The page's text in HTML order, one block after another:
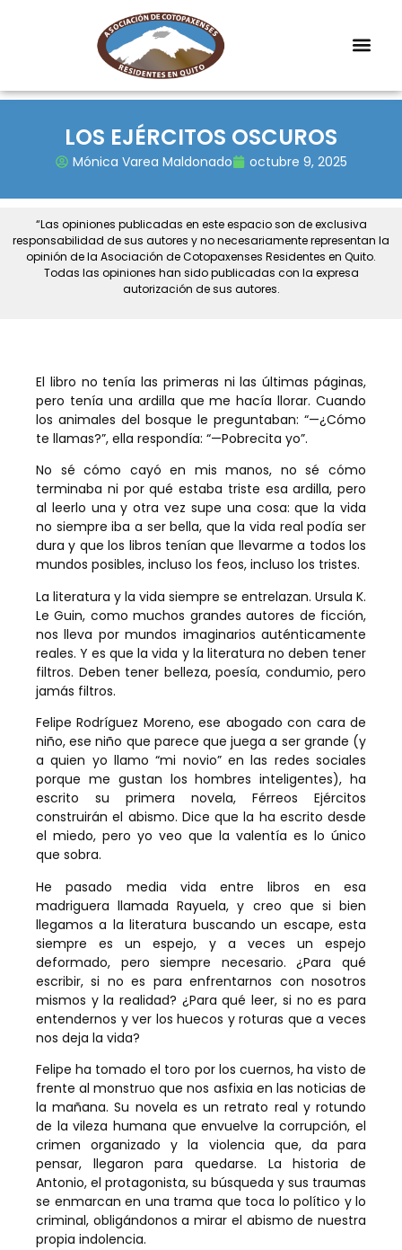
LOS EJÉRCITOS OSCUROS
Mónica Varea Maldonado octubre 9, 2025
“Las opiniones publicadas en este espacio son de exclusiva
responsabilidad de sus autores y no necesariamente representan la
opinión de la Asociación de Cotopaxenses Residentes en Quito.
Todas las opiniones han sido publicadas con la expresa
autorización de sus autores.
El libro no tenía las primeras ni las últimas páginas,
pero tenía una ardilla que me hacía llorar. Cuando
los animales del bosque le preguntaban: “—¿Cómo
te llamas?”, ella respondía: “—Pobrecita yo”.
No sé cómo cayó en mis manos, no sé cómo
terminaba ni por qué estaba triste esa ardilla, pero
al leerlo una y otra vez supe una cosa: que la vida
no siempre iba a ser bella, que la vida real podía ser
dura y que los libros tenían que llevarme a todos los
mundos posibles, incluso los feos, incluso los tristes.
La literatura y la vida siempre se entrelazan. Ursula K.
Le Guin, como muchos grandes autores de ficción,
nos lleva por mundos imaginarios auténticamente
reales. Y es que la vida y la literatura no deben tener
filtros. Deben tener belleza, poesía, condumio, pero
jamás filtros.
Felipe Rodríguez Moreno, ese abogado con cara de
niño, ese niño que parece que juega a ser grande (y
a quien yo llamo “mi novio” en las redes sociales
porque me gustan los hombres inteligentes), ha
escrito su primera novela, Férreos Ejércitos
construirán el abismo. Dice que la ha escrito desde
el miedo, pero yo veo que la valentía es lo único
que sobra.
He pasado media vida entre libros en esa
madriguera llamada Rayuela, y creo que si bien
llegamos a la literatura buscando un escape, esta
siempre es un espejo, y a veces un espejo
deformado, pero siempre necesario. ¿Para qué
escribir, si no es para enfrentarnos con nosotros
mismos y la realidad? ¿Para qué leer, si no es para
entendernos y ver los huecos y roturas que a veces
nos deja la vida?
Felipe ha tomado el toro por los cuernos, ha visto de
frente al monstruo que nos asfixia en las noticias de
la mañana. Su novela es un retrato real y rotundo
de la vileza humana que envuelve la corrupción, el
crimen organizado y la violencia que, da para
pensar, llegaron para quedarse. La historia de
Antonio, el protagonista, su búsqueda y sus traumas
se enmarcan en una trama que toca lo político y lo
criminal, obligándonos a mirar el abismo de nuestra
propia indolencia.